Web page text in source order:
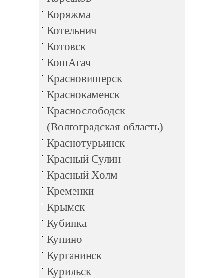
Коряжма
Котельнич
Котовск
КошАгач
Красновишерск
Краснокаменск
Краснослободск
(Волгоградская область)
Краснотурьинск
Красный Сулин
Красный Холм
Кременки
Крымск
Кубинка
Купино
Курганинск
Курильск